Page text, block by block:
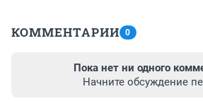
КОММЕНТАРИИ 0
Пока нет ни одного
Начните обсуждение